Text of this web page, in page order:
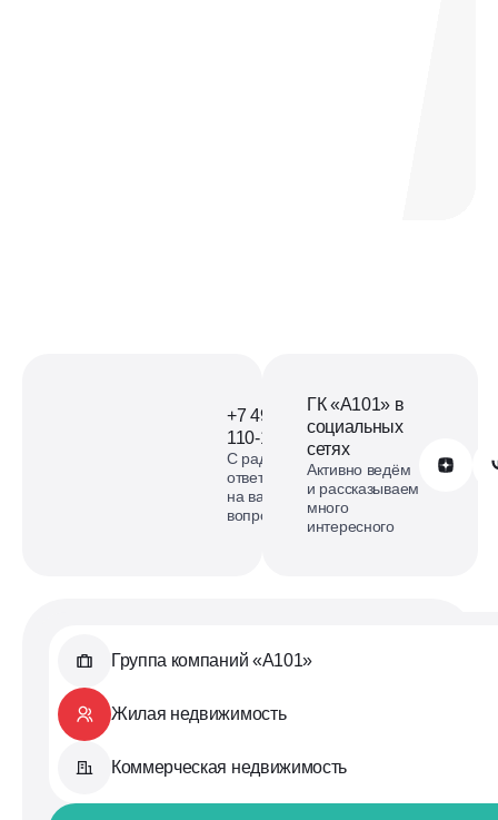
+7 499
110-18-73
С радостью
ответим
на ваши
вопросы
Обратиться в А101
ГК «А101» в
социальных
сетях
Активно ведём
и рассказываем
много
интересного
Группа компаний «А101»
Жилая недвижимость
Коммерческая недвижимость